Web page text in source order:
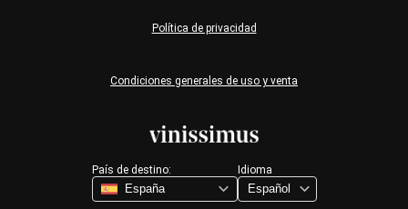
País de destino: Idioma
Condiciones generales de uso y venta
Política de privacidad